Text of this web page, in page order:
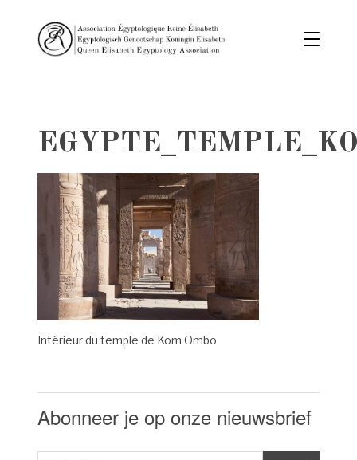
Intérieur du temple de Kom Ombo
Abonneer je op onze nieuwsbrief